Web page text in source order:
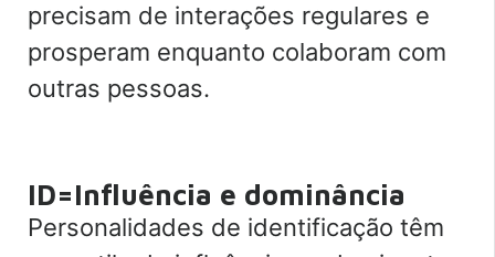
precisam de interações regulares e
prosperam enquanto colaboram com
outras pessoas.
ID=Influência e dominância
Personalidades de identificação têm